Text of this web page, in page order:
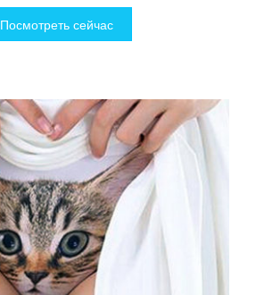
Посмотреть сейчас